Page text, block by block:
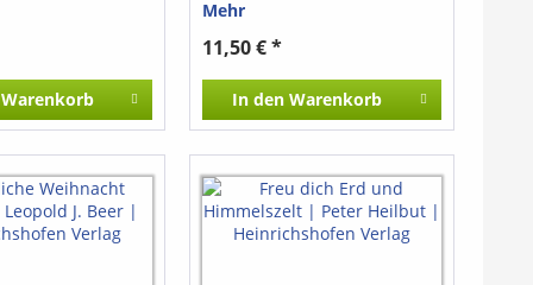
der
Charlotte
gewidmet
Um den
der Blockflöte
zu werden,
wobei lediglich
wurden.
Warenkorb
Mehr
11,50 € *
In den Warenkorb